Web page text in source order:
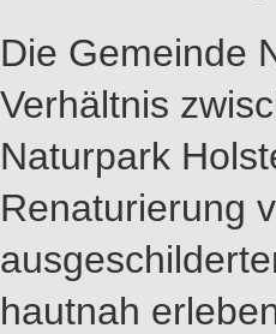
Die Gemeinde
Verhältnis
Naturpark
Renaturierung
hautnah